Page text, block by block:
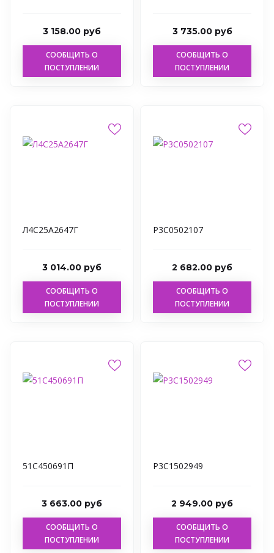
3 158.00 руб
СООБЩИТЬ О
ПОСТУПЛЕНИИ
3 735.00 руб
СООБЩИТЬ О
ПОСТУПЛЕНИИ
Л4С25А2647Г
3 014.00 руб
СООБЩИТЬ О
ПОСТУПЛЕНИИ
Р3С0502107
2 682.00 руб
СООБЩИТЬ О
ПОСТУПЛЕНИИ
51С450691П
3 663.00 руб
СООБЩИТЬ О
ПОСТУПЛЕНИИ
Р3С1502949
2 949.00 руб
СООБЩИТЬ О
ПОСТУПЛЕНИИ